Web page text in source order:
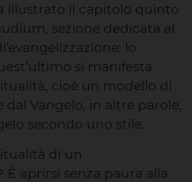
illustrato il capitolo quinto
sezione dedicata al
lo
si manifesta
cioè un modello di
dal Vangelo, in altre parole,
secondo uno stile.
di un
È aprirsi senza paura alla